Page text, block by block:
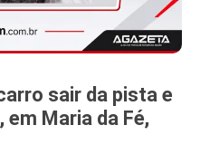
sair da pista e
Maria da Fé,